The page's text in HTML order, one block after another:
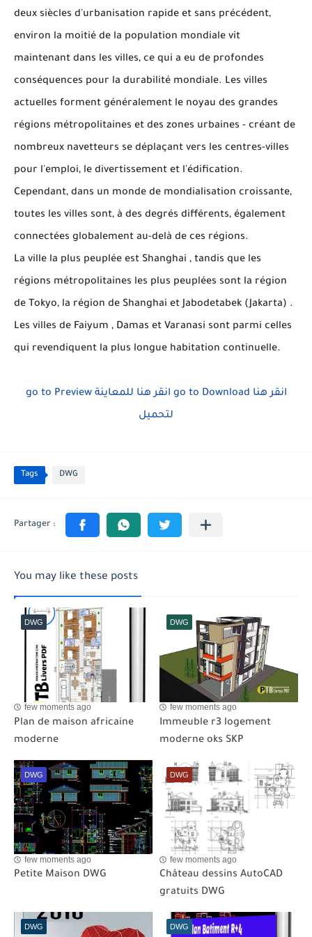
deux siècles d'urbanisation rapide et sans précédent,
environ la moitié de la population mondiale vit
maintenant dans les villes, ce qui a eu de profondes
conséquences pour la durabilité mondiale. Les villes
actuelles forment généralement le noyau des grandes
régions métropolitaines et des zones urbaines - créant de
nombreux navetteurs se déplaçant vers les centres-villes
pour l'emploi, le divertissement et l'édification.
Cependant, dans un monde de mondialisation croissante,
toutes les villes sont, à des degrés différents, également
connectées globalement au-delà de ces régions.
La ville la plus peuplée est Shanghai , tandis que les
régions métropolitaines les plus peuplées sont la région
de Tokyo, la région de Shanghai et Jabodetabek (Jakarta) .
Les villes de Faiyum , Damas et Varanasi sont parmi celles
qui revendiquent la plus longue habitation continuelle.
go to Preview انقر هنا للمعاينة go to Download انقر هنا
لتحميل
Tags DWG
You may like these posts
DWG
few moments ago
Plan de maison africaine
moderne
DWG
few moments ago
Immeuble r3 logement
moderne oks SKP
DWG
few moments ago
Petite Maison DWG
DWG
few moments ago
Château dessins AutoCAD
gratuits DWG
DWG DWG